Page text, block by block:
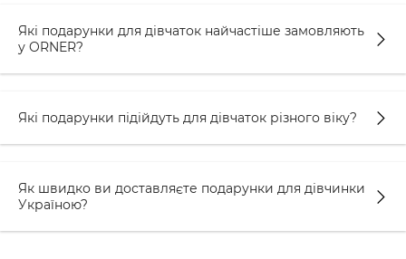
Які подарунки для дівчаток найчастіше замовляють
у ORNER?
Які подарунки підійдуть для дівчаток різного віку?
Як швидко ви доставляєте подарунки для дівчинки
Україною?